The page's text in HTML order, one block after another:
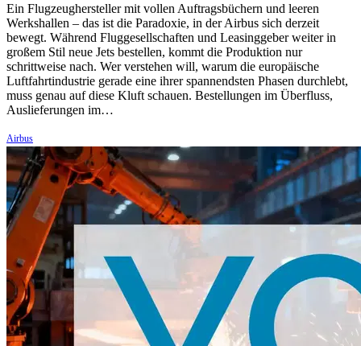
Ein Flugzeughersteller mit vollen Auftragsbüchern und leeren
Werkshallen – das ist die Paradoxie, in der Airbus sich derzeit
bewegt. Während Fluggesellschaften und Leasinggeber weiter in
großem Stil neue Jets bestellen, kommt die Produktion nur
schrittweise nach. Wer verstehen will, warum die europäische
Luftfahrtindustrie gerade eine ihrer spannendsten Phasen durchlebt,
muss genau auf diese Kluft schauen. Bestellungen im Überfluss,
Auslieferungen im…
Airbus